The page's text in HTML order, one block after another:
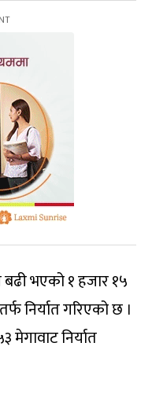
बढी भएको १ हजार १५
निर्यात गरिएको छ ।
मेगावाटनिर्यात